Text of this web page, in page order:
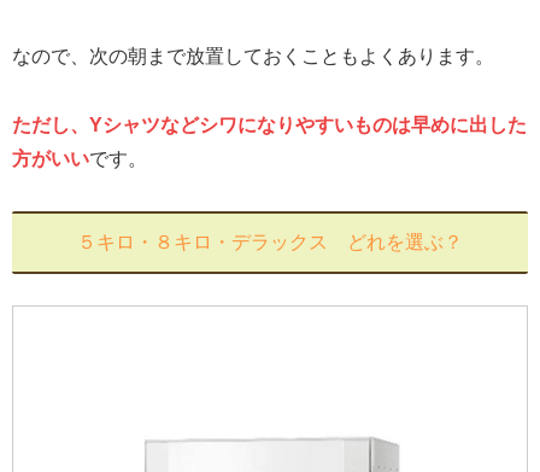
なので、次の朝まで放置しておくこともよくあります。
ただし、Yシャツなどシワになりやすいものは早めに出した
方がいいです。
５キロ・８キロ・デラックス どれを選ぶ？